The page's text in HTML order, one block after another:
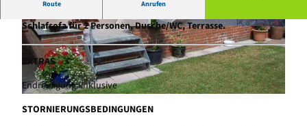
© tomas © tomas
Route Anrufen
Schlafsofa für 2 Personen, Dusche/WC, Terrasse.
EXTRAS
Endreinigung: inklusive
STORNIERUNGSBEDINGUNGEN